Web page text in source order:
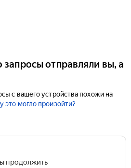
запросы отправляли вы, а
с вашего устройства похожи на
это могло произойти?